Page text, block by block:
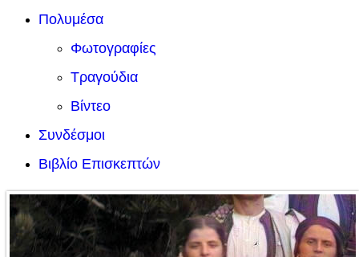
Πολυμέσα
Φωτογραφίες
Τραγούδια
Βίντεο
Συνδέσμοι
Βιβλίο Επισκεπτών